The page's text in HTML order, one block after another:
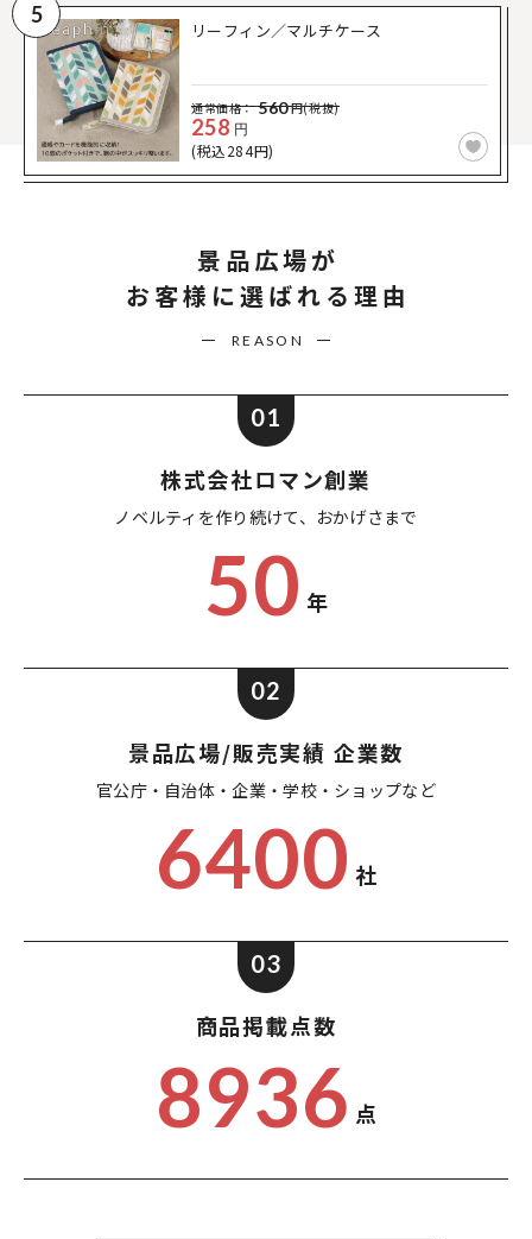
5
リーフィン／マルチケース
通常価格： 560円(税抜)
258 円
(税込284円)
景品広場が
お客様に選ばれる理由
REASON
01
株式会社ロマン創業
ノベルティを作り続けて、 おかげさまで
50 年
02
景品広場/販売実績 企業数
官公庁・自治体・企業・学校・ショップなど
6400 社
03
商品掲載点数
8936 点